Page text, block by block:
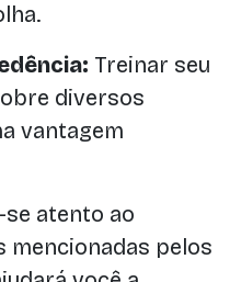
Treinar seu
diversos
vantagem
se atento ao
mencionadas pelos